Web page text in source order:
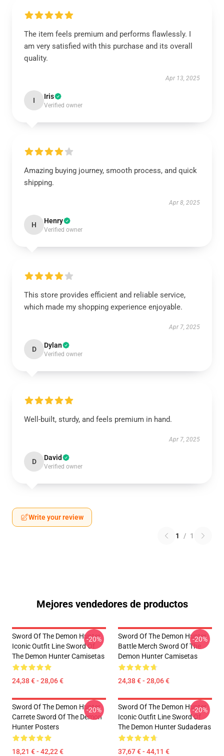
The item feels premium and performs flawlessly. I
am very satisfied with this purchase and its overall
quality.
Apr 13, 2025
I Iris
Verified owner
Amazing buying journey, smooth process, and quick
shipping.
Apr 8, 2025
H Henry
Verified owner
This store provides efficient and reliable service,
which made my shopping experience enjoyable.
Apr 7, 2025
D Dylan
Verified owner
Well-built, sturdy, and feels premium in hand.
Apr 7, 2025
D David
Verified owner
Write your review
1 / 1
Mejores vendedores de productos
Sword Of The Demon Hunter
Iconic Outfit Line Sword Of
The Demon Hunter Camisetas
24,38 € - 28,06 €
-20%
Sword Of The Demon Hunter
Battle Merch Sword Of The
Demon Hunter Camisetas
24,38 € - 28,06 €
-20%
Sword Of The Demon Hunter
Carrete Sword Of The Demon
Hunter Posters
18,21 € - 42,22 €
-20%
Sword Of The Demon Hunter
Iconic Outfit Line Sword Of
The Demon Hunter Sudaderas
37,67 € - 44,11 €
-20%